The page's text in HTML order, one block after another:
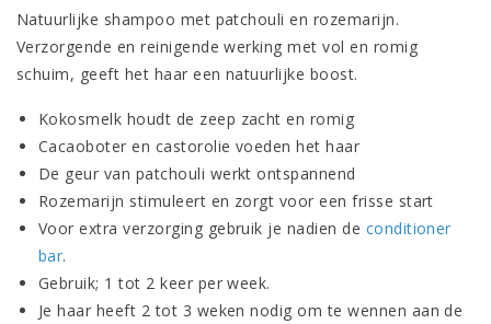
Natuurlijke shampoo met patchouli en rozemarijn.
Verzorgende en reinigende werking met vol en romig
schuim, geeft het haar een natuurlijke boost.
Kokosmelk houdt de zeep zacht en romig
Cacaoboter en castorolie voeden het haar
De geur van patchouli werkt ontspannend
Rozemarijn stimuleert en zorgt voor een frisse start
Voor extra verzorging gebruik je nadien de conditioner
bar.
Gebruik; 1 tot 2 keer per week.
Je haar heeft 2 tot 3 weken nodig om te wennen aan de